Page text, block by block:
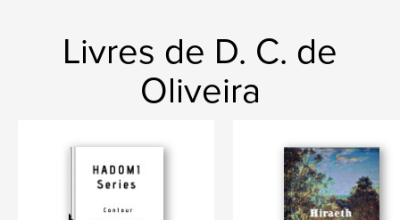
Livres de D. C. de
Oliveira